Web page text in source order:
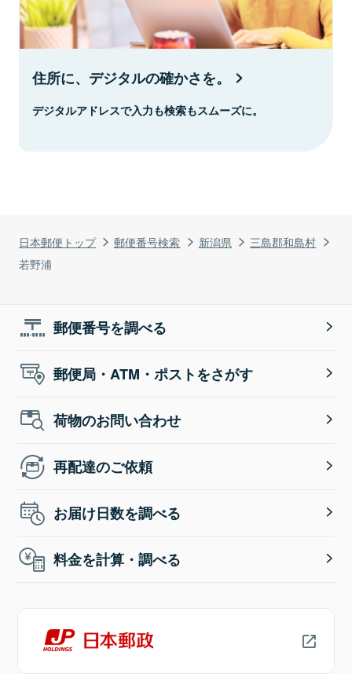
日本郵便トップ 郵便番号検索 新潟県
三島郡和島村
若野浦
住所に、デジタルの確かさを。
デジタルアドレスで入力も検索もスムーズに。
郵便番号を調べる
郵便局・ATM・ポストをさがす
荷物のお問い合わせ
再配達のご依頼
お届け日数を調べる
料金を計算・調べる